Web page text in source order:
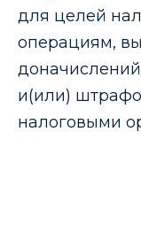
для целей
операциям,
и(или)
налоговыми